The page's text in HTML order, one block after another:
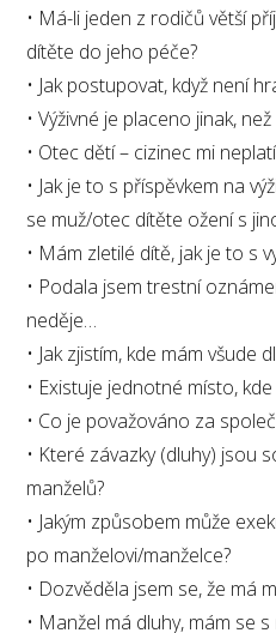
• Má-li jeden z rodičů větší
dítěte do jeho péče?
• Jak postupovat, když není
• Výživné je placeno jinak,
• Otec dětí – cizinec mi
• Jak je to s příspěvkem na
se muž/otec dítěte ožení s
• Mám zletilé dítě, jak je to s
• Podala jsem trestní
neděje…
• Jak zjistím, kde mám všude
• Existuje jednotné místo,
• Co je považováno za
• Které závazky (dluhy) jsou
manželů?
• Jakým způsobem může
po manželovi/manželce?
• Dozvěděla jsem se, že má
• Manžel má dluhy, mám se